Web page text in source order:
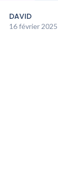
DAVID
16 février 2025